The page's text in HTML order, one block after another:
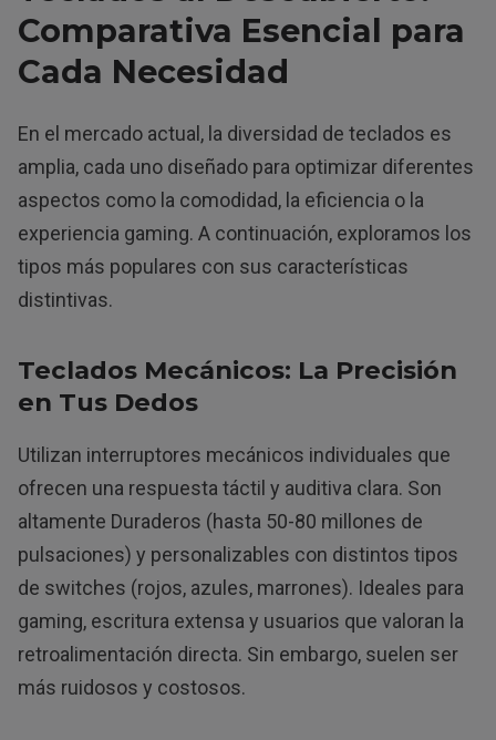
Comparativa Esencial para
Cada Necesidad
En el mercado actual, la diversidad de teclados es
amplia, cada uno diseñado para optimizar diferentes
aspectos como la comodidad, la eficiencia o la
experiencia gaming. A continuación, exploramos los
tipos más populares con sus características
distintivas.
Teclados Mecánicos: La Precisión
en Tus Dedos
Utilizan interruptores mecánicos individuales que
ofrecen una respuesta táctil y auditiva clara. Son
altamente Duraderos (hasta 50-80 millones de
pulsaciones) y personalizables con distintos tipos
de switches (rojos, azules, marrones). Ideales para
gaming, escritura extensa y usuarios que valoran la
retroalimentación directa. Sin embargo, suelen ser
más ruidosos y costosos.